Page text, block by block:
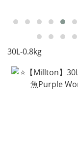
30L-0.8kg